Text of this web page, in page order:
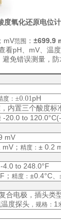
度氧化还原电位计
；mV范围 ： ±699.9
看pH、mV、 温
避免错误测量，
度： ±0.01pH
内置三个酸度标
-20.0 to
mV
； 精度： ± 0.2
4.0 to 248.0°F
； 精度： ±0.4°C、
合电极 ，插头类
度探头 ，规格： 1